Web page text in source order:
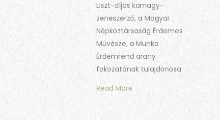
Liszt-díjas karnagy-
zeneszerző, a Magyar
Népköztársaság Érdemes
Művésze, a Munka
Érdemrend arany
fokozatának tulajdonosa.
Read More